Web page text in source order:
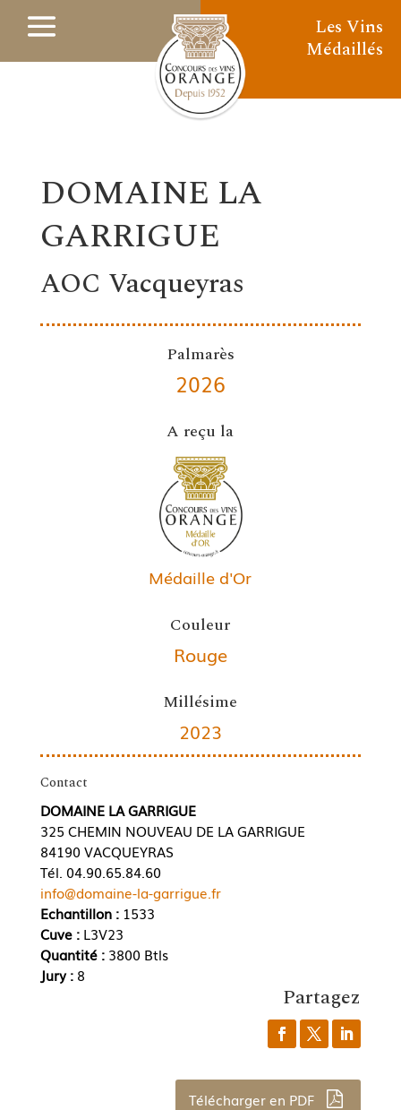
Les Vins
Médaillés
DOMAINE LA
GARRIGUE
AOC Vacqueyras
Palmarès
2026
A reçu la
Médaille d'Or
Couleur
Rouge
Millésime
2023
Contact
DOMAINE LA GARRIGUE
325 CHEMIN NOUVEAU DE LA GARRIGUE
84190 VACQUEYRAS
Tél. 04.90.65.84.60
info@domaine-la-garrigue.fr
Echantillon :1533
Cuve : L3V23
Quantité : 3800 Btls
Jury : 8
Partagez
Télécharger en PDF